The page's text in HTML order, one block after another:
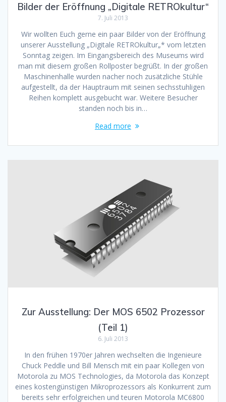
Bilder der Eröffnung „Digitale RETROkultur“
7. Juli 2013
Wir wollten Euch gerne ein paar Bilder von der Eröffnung
unserer Ausstellung „Digitale RETROkultur„* vom letzten
Sonntag zeigen. Im Eingangsbereich des Museums wird
man mit diesem großen Rollposter begrüßt. In der großen
Maschinenhalle wurden nacher noch zusätzliche Stühle
aufgestellt, da der Hauptraum mit seinen sechsstuhligen
Reihen komplett ausgebucht war. Weitere Besucher
standen noch bis in…
Read more
Zur Ausstellung: Der MOS 6502 Prozessor
(Teil 1)
6. Juli 2013
In den frühen 1970er Jahren wechselten die Ingenieure
Chuck Peddle und Bill Mensch mit ein paar Kollegen von
Motorola zu MOS Technologies, da Motorola das Konzept
eines kostengünstigen Mikroprozessors als Konkurrent zum
bereits sehr erfolgreichen und teuren Motorola MC6800